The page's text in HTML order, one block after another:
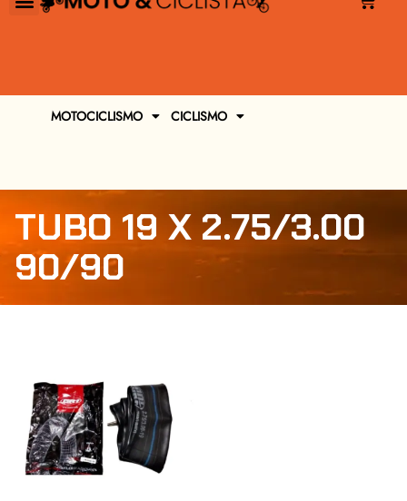
MOTOCICLISMO CICLISMO
TUBO 19 X 2.75/3.00
90/90